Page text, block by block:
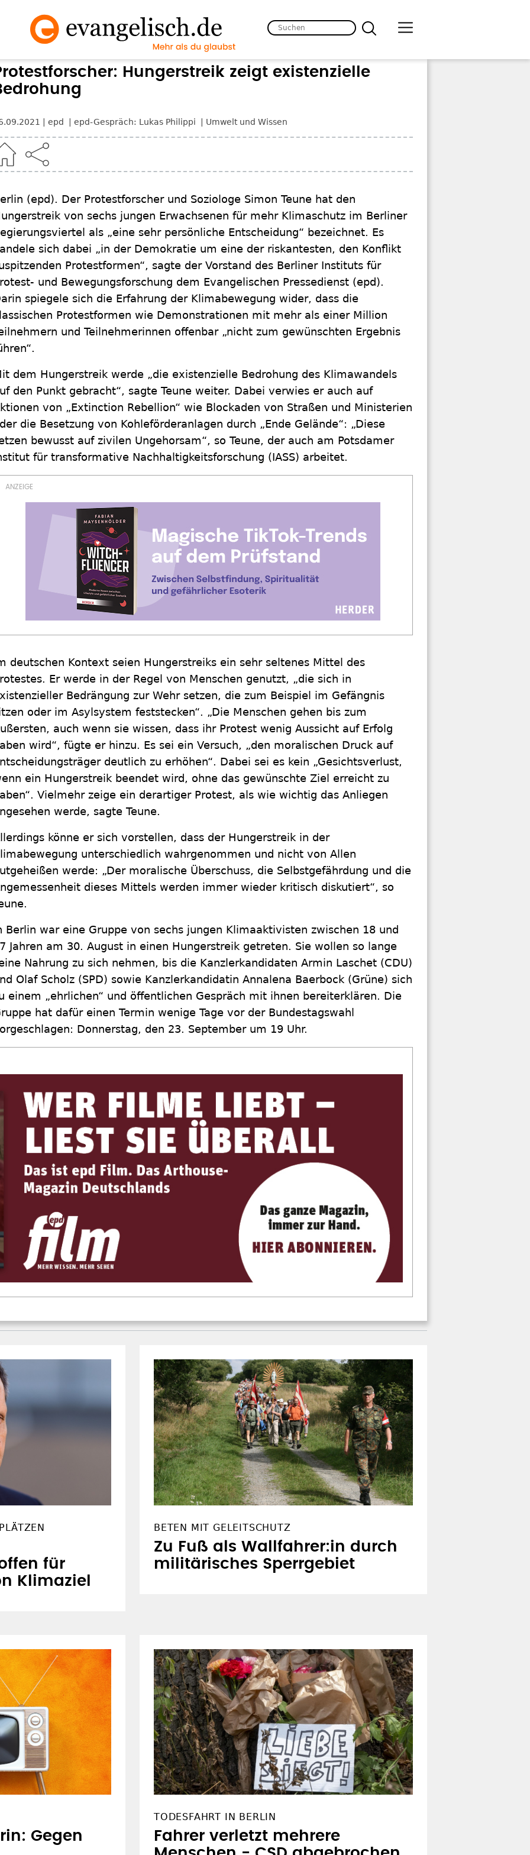
Hungerstreik zeigt existenzielle
epd epd-Gespräch: Lukas Philippi Umwelt und Wissen
(epd). Der Protestforscher und Soziologe Simon Teune hat den
von sechs jungen Erwachsenen für mehr Klimaschutz im Berliner
als „eine sehr persönliche Entscheidung“ bezeichnet. Es
sich dabei „in der Demokratie um eine der riskantesten, den Konflikt
Protestformen“, sagte der Vorstand des Berliner Instituts für
und Bewegungsforschung dem Evangelischen Pressedienst (epd).
spiegele sich die Erfahrung der Klimabewegung wider, dass die
Protestformen wie Demonstrationen mit mehr als einer Million
und Teilnehmerinnen offenbar „nicht zum gewünschten Ergebnis
dem Hungerstreik werde „die existenzielle Bedrohung des Klimawandels
den Punkt gebracht“, sagte Teune weiter. Dabei verwies er auch auf
von „Extinction Rebellion“ wie Blockaden von Straßen und Ministerien
die Besetzung von Kohleförderanlagen durch „Ende Gelände“: „Diese
bewusst auf zivilen Ungehorsam“, so Teune, der auch am Potsdamer
für transformative Nachhaltigkeitsforschung (IASS) arbeitet.
deutschen Kontext seien Hungerstreiks ein sehr seltenes Mittel des
Er werde in der Regel von Menschen genutzt, „die sich in
Bedrängung zur Wehr setzen, die zum Beispiel im Gefängnis
oder im Asylsystem feststecken“. „Die Menschen gehen bis zum
auch wenn sie wissen, dass ihr Protest wenig Aussicht auf Erfolg
wird“, fügte er hinzu. Es sei ein Versuch, „den moralischen Druck auf
deutlich zu erhöhen“. Dabei sei es kein „Gesichtsverlust,
ein Hungerstreik beendet wird, ohne das gewünschte Ziel erreicht zu
Vielmehr zeige ein derartiger Protest, als wie wichtig das Anliegen
werde, sagte Teune.
könne er sich vorstellen, dass der Hungerstreik in der
unterschiedlich wahrgenommen und nicht von Allen
werde: „Der moralische Überschuss, die Selbstgefährdung und die
dieses Mittels werden immer wieder kritisch diskutiert“, so
Berlin war eine Gruppe von sechs jungen Klimaaktivisten zwischen 18 und
Jahren am 30. August in einen Hungerstreik getreten. Sie wollen so lange
Nahrung zu sich nehmen, bis die Kanzlerkandidaten Armin Laschet (CDU)
Olaf Scholz (SPD) sowie Kanzlerkandidatin Annalena Baerbock (Grüne) sich
einem „ehrlichen“ und öffentlichen Gespräch mit ihnen bereiterklären. Die
hat dafür einen Termin wenige Tage vor der Bundestagswahl
Donnerstag, den 23. September um 19 Uhr.
für
Klimaziel
BETEN MIT GELEITSCHUTZ
Zu Fuß als Wallfahrer:in durch
militärisches Sperrgebiet
Gegen
TODESFAHRT IN BERLIN
Fahrer verletzt mehrere
Menschen - CSD abgebrochen
VERBUND
GEP.de